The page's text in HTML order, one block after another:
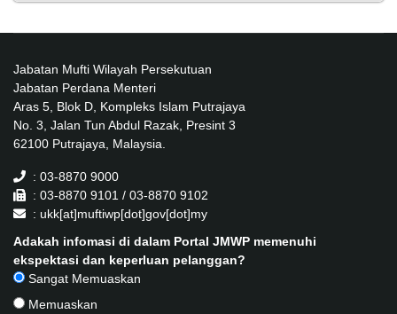
Jabatan Mufti Wilayah Persekutuan
Jabatan Perdana Menteri
Aras 5, Blok D, Kompleks Islam Putrajaya
No. 3, Jalan Tun Abdul Razak, Presint 3
62100 Putrajaya, Malaysia.
: 03-8870 9000
: 03-8870 9101 / 03-8870 9102
: ukk[at]muftiwp[dot]gov[dot]my
Adakah infomasi di dalam Portal JMWP memenuhi
ekspektasi dan keperluan pelanggan?
Sangat Memuaskan
Memuaskan